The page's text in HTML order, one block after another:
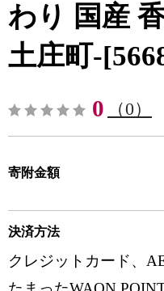
わり 国産
土庄町-
0 （0）
寄附金額
決済方法
クレジットカード、